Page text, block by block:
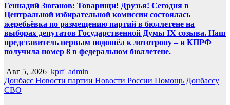
Геннадий Зюганов: Товарищи! Друзья! Сегодня в
Центральной избирательной комиссии состоялась
жеребьёвка по размещению партий в бюллетене на
выборах депутатов Государственной Думы IX созыва. Наш
представитель первым подошёл к лототрону – и КПРФ
получила номер 8 в федеральном бюллетене.
Авг 5, 2026 kprf_admin
Донбасс Новости партии Новости России Помощь Донбассу
СВО